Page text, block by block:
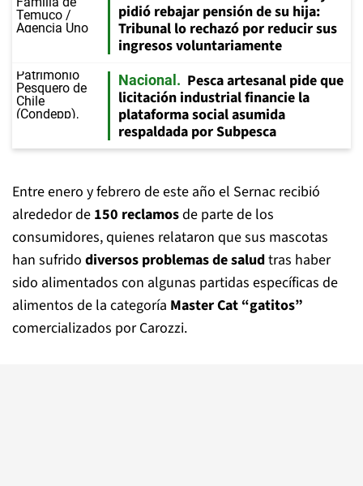
pidió rebajar pensión de su hija:
Tribunal lo rechazó por reducir sus
ingresos voluntariamente
Nacional
Pesca artesanal pide que
licitación industrial financie la
plataforma social asumida
respaldada por Subpesca
Entre enero y febrero de este año el Sernac recibió
alrededor de 150 reclamosde parte de los
consumidores, quienes relataron que sus mascotas
han sufrido diversos problemas de saludtras haber
sido alimentados con algunas partidas específicas de
alimentos de la categoría Master Cat “gatitos”
comercializados por Carozzi.